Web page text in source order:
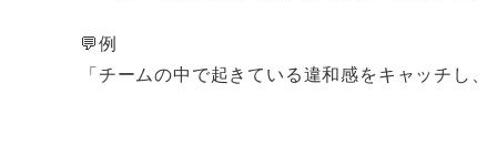
💬例
「チームの中で起きている違和感をキャッチし